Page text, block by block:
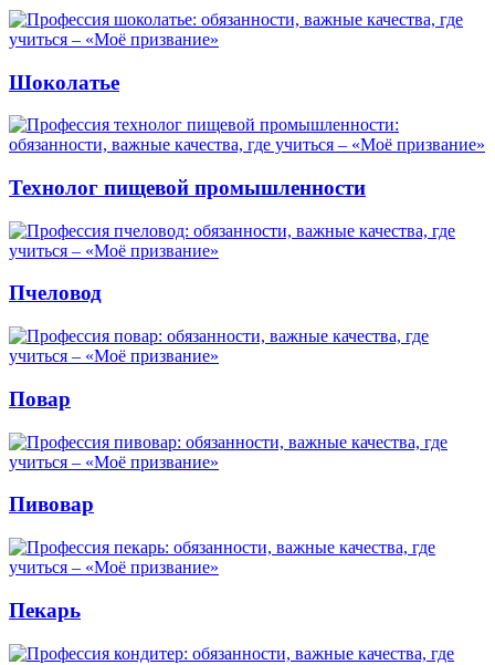
Шоколатье
Технолог пищевой промышленности
Пчеловод
Повар
Пивовар
Пекарь